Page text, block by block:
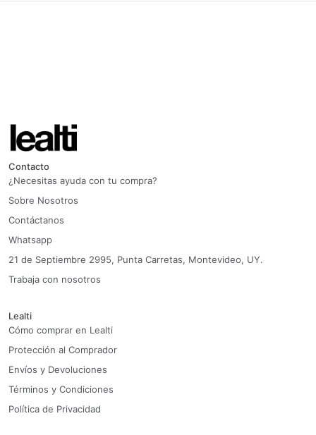
Contacto
¿Necesitas ayuda con tu compra?
Sobre Nosotros
Contáctanos
Whatsapp
21 de Septiembre 2995, Punta Carretas, Montevideo, UY.
Trabaja con nosotros
Lealti
Cómo comprar en Lealti
Protección al Comprador
Envíos y Devoluciones
Términos y Condiciones
Política de Privacidad